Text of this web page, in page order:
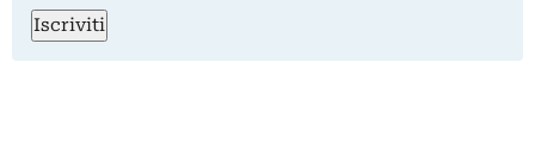
Iscriviti